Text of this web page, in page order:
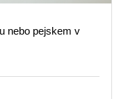
nebo pejskem v